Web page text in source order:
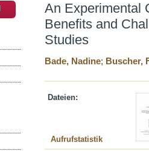
An Experimental
Benefits and
Studies
Bade, Nadine; Buscher,
Dateien:
Aufrufstatistik